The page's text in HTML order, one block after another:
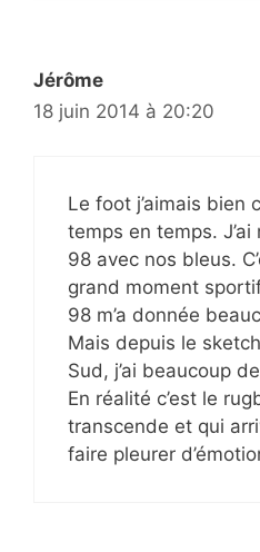
Jérôme
18 juin 2014 à 20:20
Le foot j’aimais bien
temps en temps.
98 avec nos bleus.
grand moment
98 m’a donnée
Mais depuis le
Sud, j’ai beaucoup
En réalité c’est le
transcende et qui
faire pleurer